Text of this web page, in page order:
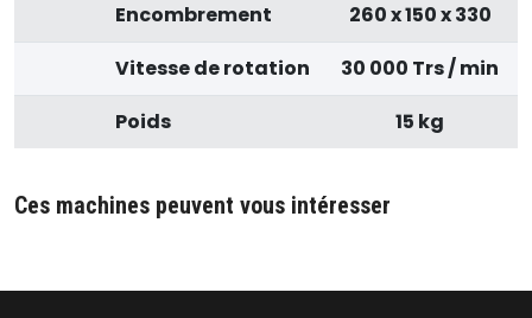
Encombrement
260 x 150 x 330
Vitesse de rotation
30 000 Trs / min
Poids
15 kg
Ces machines peuvent vous intéresser